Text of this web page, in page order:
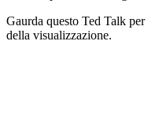
Gaurda questo Ted Talk
della visualizzazione.